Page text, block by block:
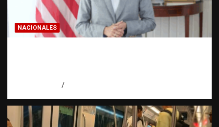
NACIONALES